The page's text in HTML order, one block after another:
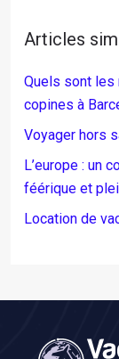
Articles
Quels sont les
copines à
Voyager hors
L’europe : un
féérique et
Location de